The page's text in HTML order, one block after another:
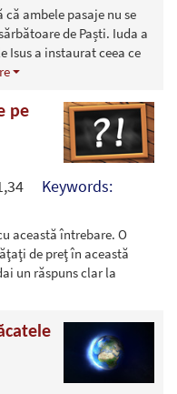
că ambele pasaje nu se
de Paști. Iuda a
Isus a instaurat ceea ce
pe
Keywords:
această întrebare. O
de preţ în această
un răspuns clar la